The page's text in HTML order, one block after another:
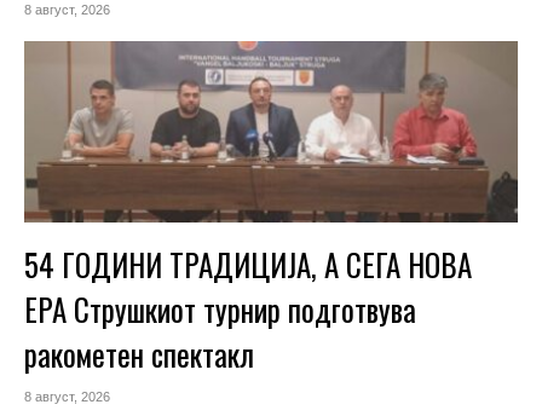
8 август, 2026
54 ГОДИНИ ТРАДИЦИЈА, А СЕГА НОВА
ЕРА Струшкиот турнир подготвува
ракометен спектакл
8 август, 2026